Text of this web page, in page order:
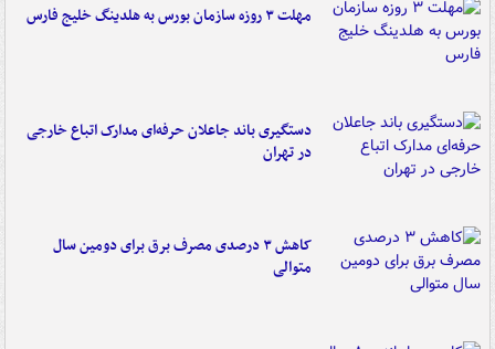
مهلت ۳ روزه سازمان بورس به هلدینگ خلیج فارس
دستگیری باند جاعلان حرفه‌ای مدارک اتباع خارجی
در تهران
کاهش ۳ درصدی مصرف برق برای دومین سال
متوالی